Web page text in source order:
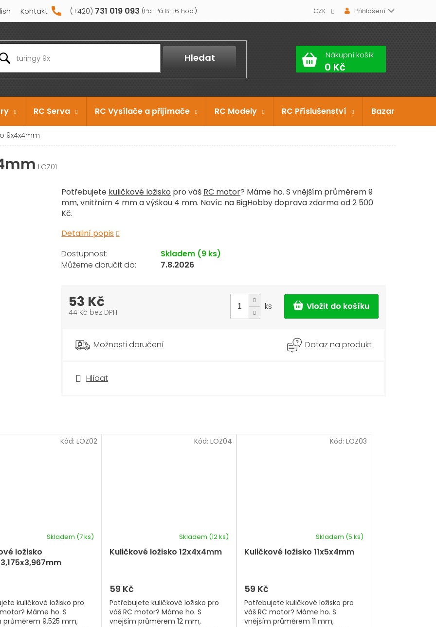
731 019 093
Kontakt CZK Přihlášení
Hledat Nákupní košík
RC Serva RC Vysílače a přijímače RC Modely RC Příslušenství Bazar
9x4x4mm
LOZ01
Potřebujete kuličkové ložisko pro váš RC motor? Máme ho. S vnějším průměrem 9
mm, vnitřním 4 mm a výškou 4 mm. Navíc na BigHobbydoprava zdarma od 2 500
Kč.
Detailní popis
Hlídat
Skladem (9 ks)
7.8.2026
53 Kč
44 Kč bez DPH
ks
Možnosti doručení Dotaz na produkt
ložisko
Skladem (7 ks)
kuličkové ložisko pro
Máme ho. S
průměrem 9,525 mm,
Kód: LOZ02
Kuličkové ložisko 12x4x4mm
Skladem (12 ks)
59 Kč
Potřebujete kuličkové ložisko pro
váš RC motor? Máme ho. S
vnějším průměrem 12 mm,
Kód: LOZ04
Kuličkové ložisko 11x5x4mm
Skladem (5 ks)
59 Kč
Potřebujete kuličkové ložisko pro
váš RC motor? Máme ho. S
vnějším průměrem 11 mm,
Kód: LOZ03